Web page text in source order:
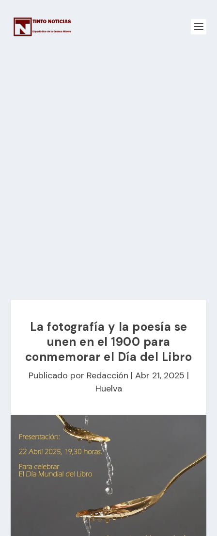
La fotografía y la poesía se
unen en el 1900 para
conmemorar el Día del Libro
Publicado por Redacción | Abr 21, 2025 |
Huelva